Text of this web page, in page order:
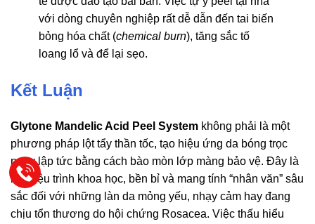
với dòng chuyên nghiệp rất dễ dẫn đến tai biến
bỏng hóa chất (chemical burn), tăng sắc tố
loang lổ và để lại sẹo.
Kết Luận
Glytone Mandelic Acid Peel System không phải là một
phương pháp lột tẩy thần tốc, tạo hiệu ứng da bóng trọc
ngay lập tức bằng cách bào mòn lớp màng bảo vệ. Đây là
một liệu trình khoa học, bền bỉ và mang tính “nhân văn” sâu
sắc đối với những làn da mỏng yếu, nhạy cảm hay đang
chịu tổn thương do hội chứng Rosacea. Việc thấu hiểu